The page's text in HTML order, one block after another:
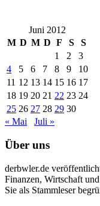
Juni 2012
M D M D F S
S
1
2
3
4
5 6 7 8 9
10
11 12 13 14 15 16 17
18 19 20 21 22 23 24
25 26 27 28 29 30
« Mai
Juli »
Über uns
derbwler.de
Finanzen, Wirtschaft
Sie als Stammleser